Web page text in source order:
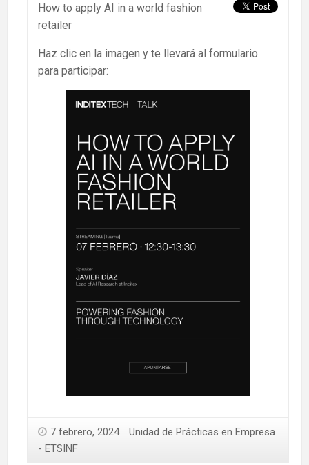
How to apply AI in a world fashion
retailer
Haz clic en la imagen y te llevará al formulario
para participar:
7 febrero, 2024
Unidad de Prácticas en Empresa
- ETSINF